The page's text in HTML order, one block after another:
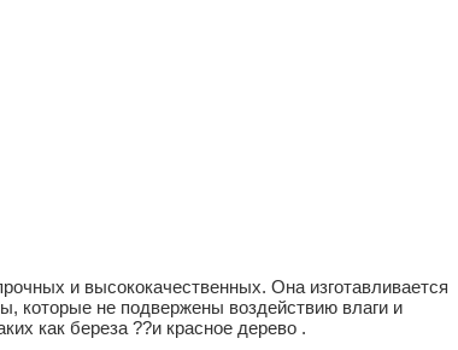
и высококачественных. Она изготавливается
которые не подвержены воздействию влаги и
как береза ??и красное дерево .